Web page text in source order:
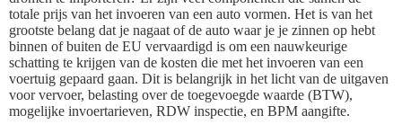
totale prijs van het invoeren van een auto vormen. Het is van het
grootste belang dat je nagaat of de auto waar je je zinnen op hebt
binnen of buiten de EU vervaardigd is om een nauwkeurige
schatting te krijgen van de kosten die met het invoeren van een
voertuig gepaard gaan. Dit is belangrijk in het licht van de uitgaven
voor vervoer, belasting over de toegevoegde waarde (BTW),
mogelijke invoertarieven, RDW inspectie, en BPM aangifte.